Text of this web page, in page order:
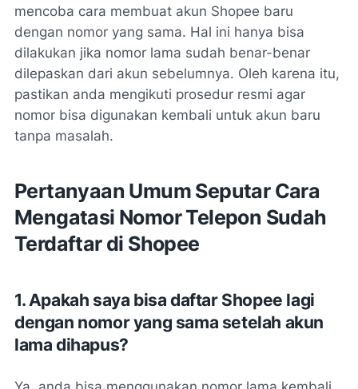
mencoba cara membuat akun Shopee baru
dengan nomor yang sama. Hal ini hanya bisa
dilakukan jika nomor lama sudah benar-benar
dilepaskan dari akun sebelumnya. Oleh karena itu,
pastikan anda mengikuti prosedur resmi agar
nomor bisa digunakan kembali untuk akun baru
tanpa masalah.
Pertanyaan Umum Seputar Cara
Mengatasi Nomor Telepon Sudah
Terdaftar di Shopee
1. Apakah saya bisa daftar Shopee lagi
dengan nomor yang sama setelah akun
lama dihapus?